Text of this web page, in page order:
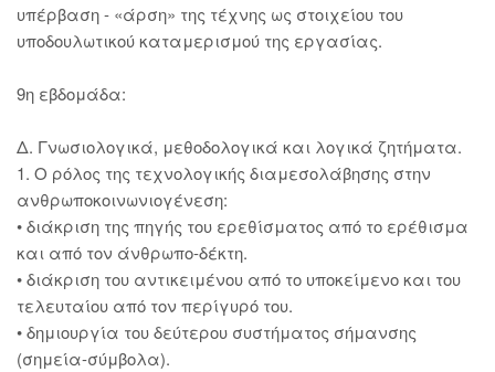
υπέρβαση - «άρση» της τέχνης ως στοιχείου του
υποδουλωτικού καταμερισμού της εργασίας.
9η εβδομάδα:
Δ. Γνωσιολογικά, μεθοδολογικά και λογικά ζητήματα.
1. Ο ρόλος της τεχνολογικής διαμεσολάβησης στην
ανθρωποκοινωνιογένεση:
• διάκριση της πηγής του ερεθίσματος από το ερέθισμα
και από τον άνθρωπο-δέκτη.
• διάκριση του αντικειμένου από το υποκείμενο και του
τελευταίου από τον περίγυρό του.
• δημιουργία του δεύτερου συστήματος σήμανσης
(σημεία-σύμβολα).